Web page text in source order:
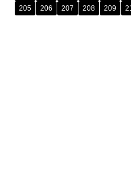
205
206 207 208 209